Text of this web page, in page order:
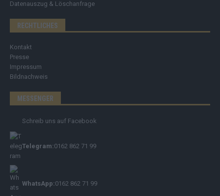
Datenauszug & Löschanfrage
RECHTLICHES
Kontakt
Presse
Impressum
Bildnachweis
MESSENGER
Schreib uns auf Facebook
Telegram:0162 862 71 99
WhatsApp:0162 862 71 99